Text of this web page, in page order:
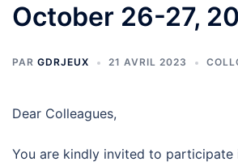
October 26-27,
PAR GDRJEUX 21 AVRIL 2023
Dear Colleagues,
You are kindly invited to participate